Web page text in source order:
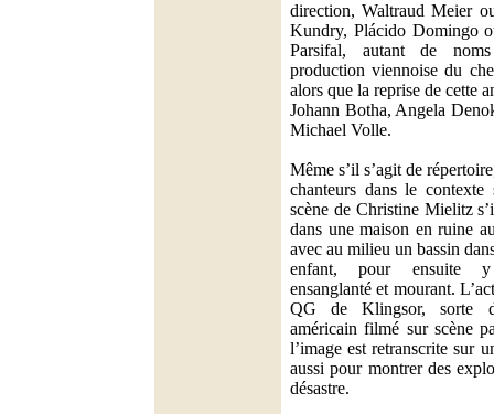
direction, Waltraud Meier
Kundry, Plácido Domingo
Parsifal, autant de
production viennoise du
alors que la reprise de cette
Johann Botha, Angela
Michael Volle.
Même s’il s’agit de
chanteurs dans le
scène de Christine Mielitz
dans une maison en ruine
avec au milieu un bassin
enfant, pour ensuite
ensanglanté et mourant.
QG de Klingsor, sorte
américain filmé sur scène
l’image est retranscrite sur
aussi pour montrer des
désastre.